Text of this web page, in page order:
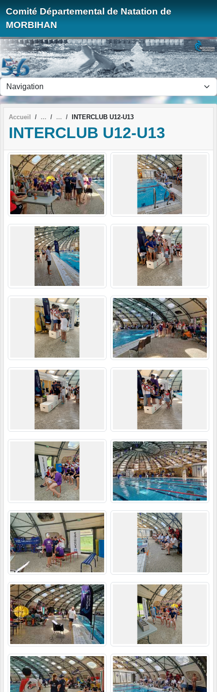
Comité Départemental de Natation de
MORBIHAN
Accueil INTERCLUB U12-U13
INTERCLUB U12-U13